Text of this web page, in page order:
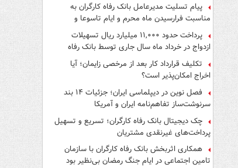
پیام تسلیت مدیرعامل بانک رفاه کارگران به
مناسبت فرارسیدن ماه محرم و ایام تاسوعا و
عاشورای حسینی
پرداخت حدود ۱۱,۰۰۰ میلیارد ریال تسهیلات
ازدواج در خرداد ماه سال جاری توسط بانک رفاه
کارگران
تکلیف قرارداد کار بعد از مرخصی زایمان؛ آیا
اخراج امکان‌پذیر است؟
فصل نوین در دیپلماسی ایران؛ جزئیات ۱۴ بند
سرنوشت‌ساز تفاهم‌نامه ایران و آمریکا
چک دیجیتال بانک رفاه کارگران؛ تسریع و تسهیل
پرداخت‌های غیرنقدی مشتریان
همکاری اثربخش بانک رفاه کارگران با سازمان
تامین اجتماعی در ایام جنگ رمضان بی‌نظیر بود